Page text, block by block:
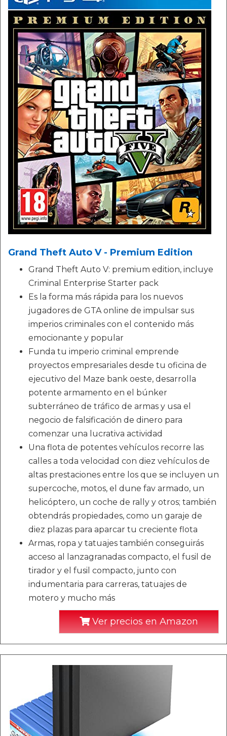
Grand Theft Auto V - Premium Edition
Grand Theft Auto V: premium edition, incluye
Criminal Enterprise Starter pack
Es la forma más rápida para los nuevos
jugadores de GTA online de impulsar sus
imperios criminales con el contenido más
emocionante y popular
Funda tu imperio criminal emprende
proyectos empresariales desde tu oficina de
ejecutivo del Maze bank oeste, desarrolla
potente armamento en el búnker
subterráneo de tráfico de armas y usa el
negocio de falsificación de dinero para
comenzar una lucrativa actividad
Una flota de potentes vehículos recorre las
calles a toda velocidad con diez vehículos de
altas prestaciones entre los que se incluyen un
supercoche, motos, el dune fav armado, un
helicóptero, un coche de rally y otros; también
obtendrás propiedades, como un garaje de
diez plazas para aparcar tu creciente flota
Armas, ropa y tatuajes también conseguirás
acceso al lanzagranadas compacto, el fusil de
tirador y el fusil compacto, junto con
indumentaria para carreras, tatuajes de
motero y mucho más
Ver precios en Amazon